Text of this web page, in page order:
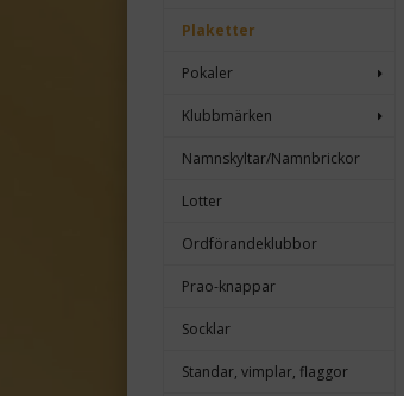
Plaketter
Pokaler
Klubbmärken
Namnskyltar/Namnbrickor
Lotter
Ordförandeklubbor
Prao-knappar
Socklar
Standar, vimplar, flaggor